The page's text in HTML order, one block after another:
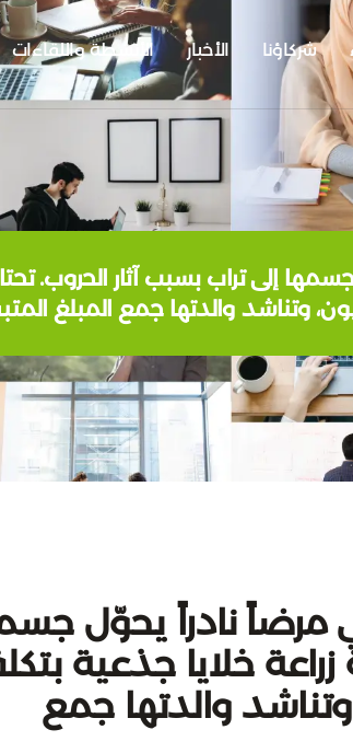
شركاؤنا الأخبار الأنشطة واللقاءات
مرضاً نادراً يحوّل
خلايا جذعية
جُمع منها 70 مليون، وتناشد والدتها جمع